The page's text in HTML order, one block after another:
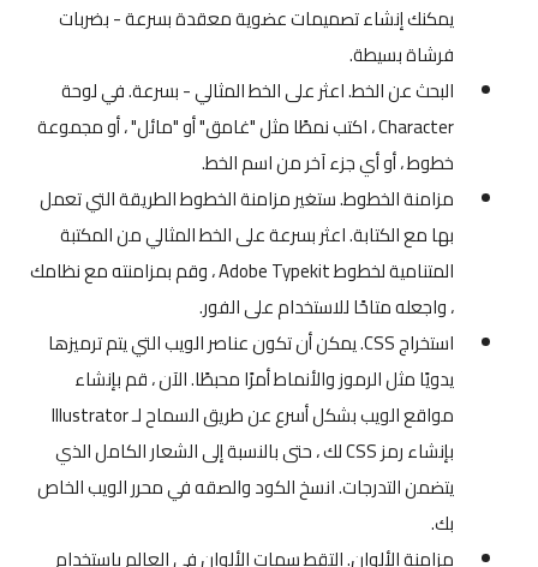
يمكنك إنشاء تصميمات عضوية معقدة بسرعة - بضربات
فرشاة بسيطة.
البحث عن الخط. اعثر على الخط المثالي - بسرعة. في لوحة
Character ، اكتب نمطًا مثل "غامق" أو "مائل" ، أو مجموعة
خطوط ، أو أي جزء آخر من اسم الخط.
مزامنة الخطوط. ستغير مزامنة الخطوط الطريقة التي تعمل
بها مع الكتابة. اعثر بسرعة على الخط المثالي من المكتبة
المتنامية لخطوط Adobe Typekit ، وقم بمزامنته مع نظامك
، واجعله متاحًا للاستخدام على الفور.
استخراج CSS. يمكن أن تكون عناصر الويب التي يتم ترميزها
يدويًا مثل الرموز والأنماط أمرًا محبطًا. الآن ، قم بإنشاء
مواقع الويب بشكل أسرع عن طريق السماح لـ Illustrator
بإنشاء رمز CSS لك ، حتى بالنسبة إلى الشعار الكامل الذي
يتضمن التدرجات. انسخ الكود والصقه في محرر الويب الخاص
بك.
مزامنة الألوان. التقط سمات الألوان في العالم باستخدام